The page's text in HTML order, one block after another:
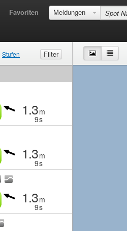
Favoriten Meldungen
Stufen
Filter
1.3m
9s
1.3m
9s
1.3m
9s
Karte